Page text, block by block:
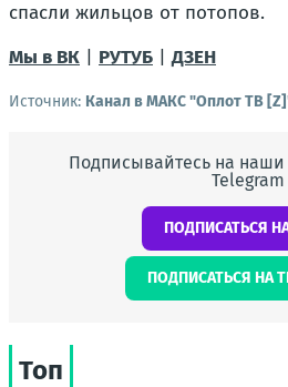
спасли жильцов от потопов.
Мы в ВК
РУТУБ |ДЗЕН
Источник: Канал в МАКС "Оплот ТВ
Подписывайтесь на
Telegram
ПОДПИСАТЬСЯ
ПОДПИСАТЬСЯ НА
Топ